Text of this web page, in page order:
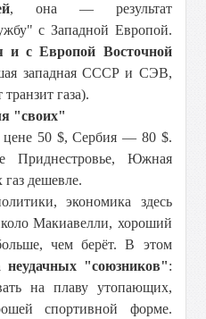
, она — результат
с Западной Европой.
и с Европой Восточной
западная СССР и СЭВ,
газа).
"своих"
цене 50 $, Сербия — 80 $.
Приднестровье, Южная
дешевле.
экономика здесь
Макиавелли, хороший
чем берёт. В этом
неудачных "союзников":
на плаву утопающих,
спортивной форме.